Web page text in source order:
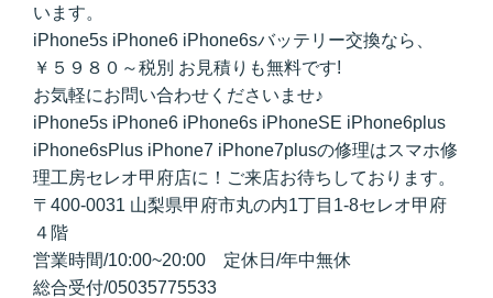
います。
iPhone5s iPhone6 iPhone6sバッテリー交換なら、
￥５９８０～税別 お見積りも無料です!
お気軽にお問い合わせくださいませ♪
iPhone5s iPhone6 iPhone6s iPhoneSE iPhone6plus
iPhone6sPlus iPhone7 iPhone7plusの修理はスマホ修
理工房セレオ甲府店に！ご来店お待ちしております。
〒400-0031 山梨県甲府市丸の内1丁目1-8セレオ甲府
４階
営業時間/10:00~20:00 定休日/年中無休
総合受付/05035775533